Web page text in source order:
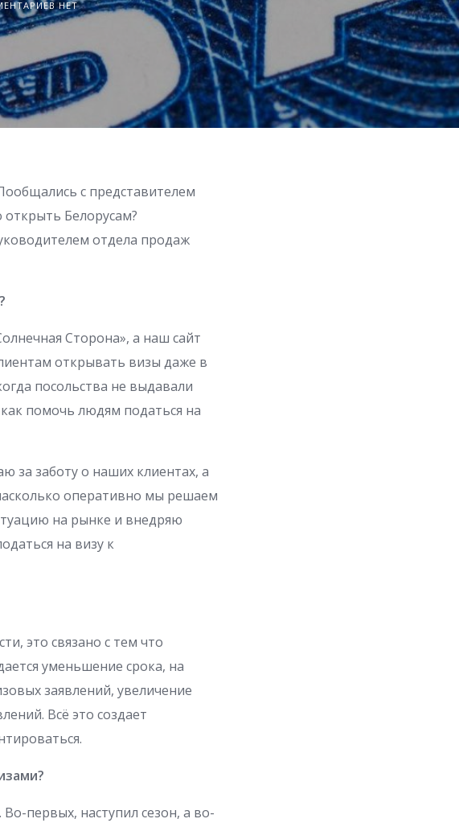
НЕТ
с представителем
открыть Белорусам?
отдела продаж
Сторона», а наш сайт
открывать визы даже в
посольства не выдавали
помочь людям податься на
за заботу о наших клиентах, а
оперативно мы решаем
на рынке и внедряю
на визу к
это связано с тем что
уменьшение срока, на
заявлений, увеличение
Всё это создает
первых, наступил сезон, а во-